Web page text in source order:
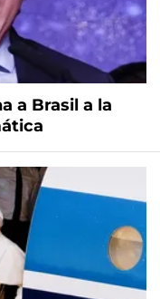
a Brasil a la